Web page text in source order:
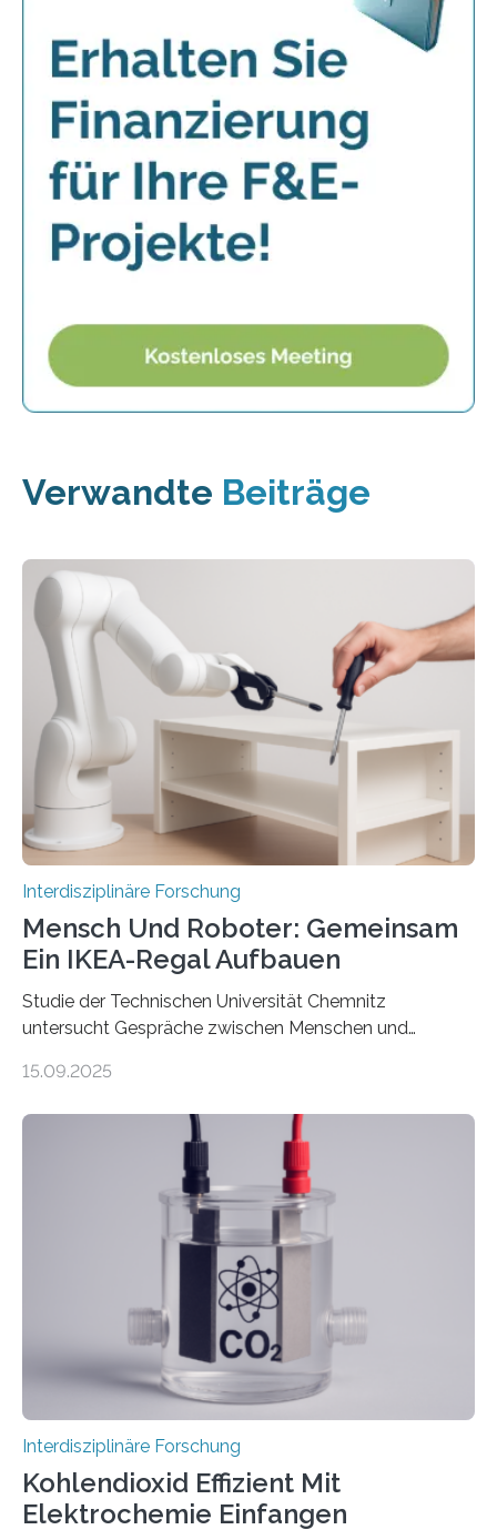
Verwandte Beiträge
Interdisziplinäre Forschung
Mensch Und Roboter: Gemeinsam
Ein IKEA-Regal Aufbauen
Studie der Technischen Universität Chemnitz
untersucht Gespräche zwischen Menschen und
Podcast. Bereits jetzt arbeiten Menschen eng mit
Industrie. In Zukunft wird das voraussichtlich noch
Roboter-Teams eigentlich währenddessen? Und vor
allem wie? „Uns interessiert, ob Menschen im Team mit
dem Roboter anders sprechen als im Team mit
anderen Menschen“, so die Sprachwissenschaftlerin
Prof. Dr. Christina Sanchez-Stockhammer von der
Technischen Universität…
15.09.2025
Interdisziplinäre Forschung
Kohlendioxid Effizient Mit
Elektrochemie Einfangen